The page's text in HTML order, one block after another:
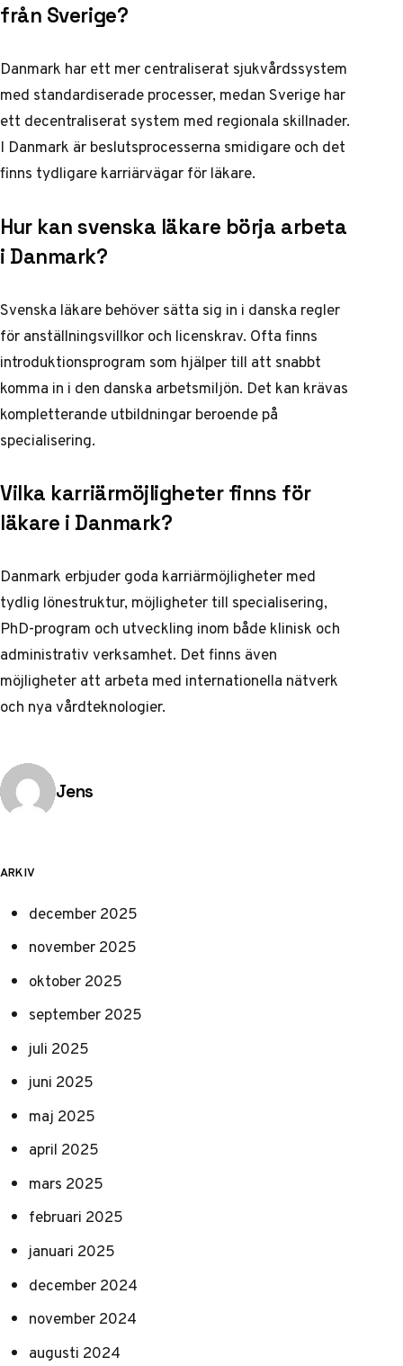
från Sverige?
Danmark har ett mer centraliserat sjukvårdssystem
med standardiserade processer, medan Sverige har
ett decentraliserat system med regionala skillnader.
I Danmark är beslutsprocesserna smidigare och det
finns tydligare karriärvägar för läkare.
Hur kan svenska läkare börja arbeta
i Danmark?
Svenska läkare behöver sätta sig in i danska regler
för anställningsvillkor och licenskrav. Ofta finns
introduktionsprogram som hjälper till att snabbt
komma in i den danska arbetsmiljön. Det kan krävas
kompletterande utbildningar beroende på
specialisering.
Vilka karriärmöjligheter finns för
läkare i Danmark?
Danmark erbjuder goda karriärmöjligheter med
tydlig lönestruktur, möjligheter till specialisering,
PhD-program och utveckling inom både klinisk och
administrativ verksamhet. Det finns även
möjligheter att arbeta med internationella nätverk
och nya vårdteknologier.
Publicerad av
Jens
ARKIV
december 2025
november 2025
oktober 2025
september 2025
juli 2025
juni 2025
maj 2025
april 2025
mars 2025
februari 2025
januari 2025
december 2024
november 2024
augusti 2024